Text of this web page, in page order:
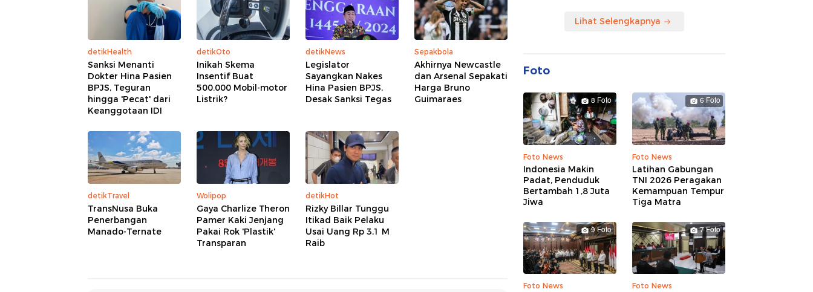
detikHealth
Sanksi Menanti
Dokter Hina Pasien
BPJS, Teguran
hingga 'Pecat' dari
Keanggotaan IDI
detikOto
Inikah Skema
Insentif Buat
500.000 Mobil-motor
Listrik?
detikNews
Legislator
Sayangkan Nakes
Hina Pasien BPJS,
Desak Sanksi Tegas
Sepakbola
Akhirnya Newcastle
dan Arsenal Sepakati
Harga Bruno
Guimaraes
detikTravel
TransNusa Buka
Penerbangan
Manado-Ternate
Wolipop
Gaya Charlize Theron
Pamer Kaki Jenjang
Pakai Rok 'Plastik'
Transparan
detikHot
Rizky Billar Tunggu
Itikad Baik Pelaku
Usai Uang Rp 3,1 M
Raib
Lihat Selengkapnya
Foto
8 Foto
Foto News
Indonesia Makin
Padat, Penduduk
Bertambah 1,8 Juta
Jiwa
6 Foto
Foto News
Latihan Gabungan
TNI 2026 Peragakan
Kemampuan Tempur
Tiga Matra
9 Foto
Foto News
7 Foto
Foto News